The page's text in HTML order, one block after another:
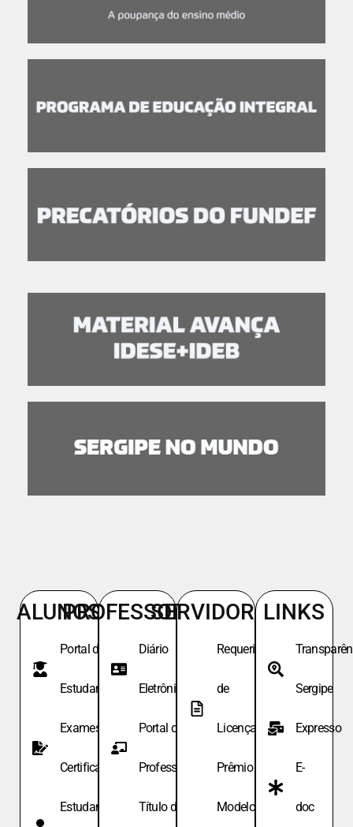
ALUNOS
Portal do
Estudante
Exames de
Certificação
Estudante
PROFESSORES
Diário
Eletrônico
Portal do
Professor
Título de
SERVIDORES
Requeri.
de
Licença
Prêmio
Modelo de
LINKS
Sergipe
Expresso
E-
doc